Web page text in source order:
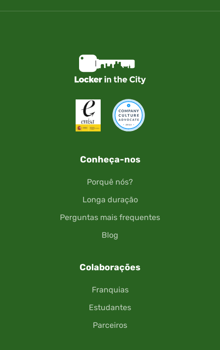
Conheça-nos
Porquê nós?
Longa duração
Perguntas mais frequentes
Blog
Colaborações
Franquias
Estudantes
Parceiros